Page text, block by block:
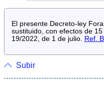
El presente Decreto-ley
sustituido, con efectos de
19/2022, de 1 de julio. Ref.
Subir